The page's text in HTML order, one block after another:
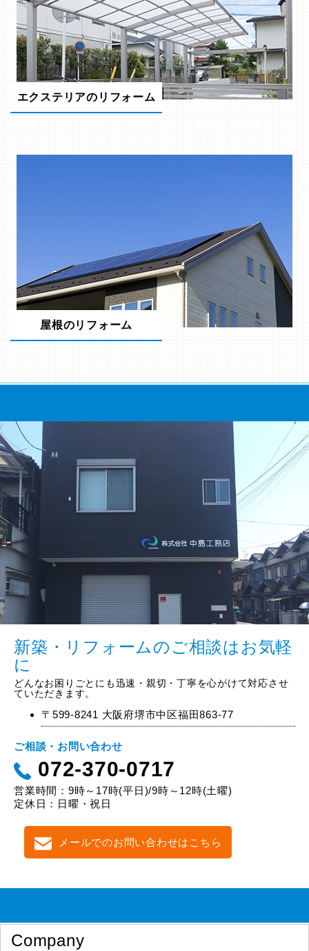
エクステリアのリフォーム
屋根のリフォーム
新築・リフォームのご相談はお気軽
に
どんなお困りごとにも迅速・親切・丁寧を心がけて対応させ
ていただきます。
〒599-8241 大阪府堺市中区福田863-77
ご相談・お問い合わせ
072-370-0717
営業時間：9時～17時(平日)/9時～12時(土曜)
定休日：日曜・祝日
メールでのお問い合わせはこちら
Company